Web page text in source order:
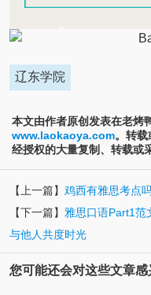
辽东学院
本文由作者原创发表在老烤
www.laokaoya.com。转
经授权的大量复制、转载或
【上一篇】 鸡西有雅思考点
【下一篇】 雅思口语Part1范
与他人共度时光
您可能还会对这些文章感